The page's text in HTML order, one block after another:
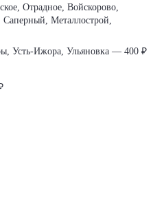
Отрадное, Войскорово,
Металлострой,
Усть-Ижора, Ульяновка — 400 ₽